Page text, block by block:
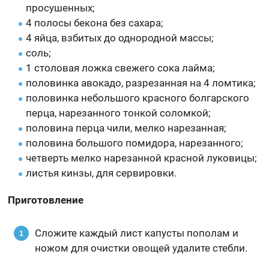
просушенных;
4 полосы бекона без сахара;
4 яйца, взбитых до однородной массы;
соль;
1 столовая ложка свежего сока лайма;
половинка авокадо, разрезанная на 4 ломтика;
половинка небольшого красного болгарского
перца, нарезанного тонкой соломкой;
половина перца чили, мелко нарезанная;
половина большого помидора, нарезанного;
четверть мелко нарезанной красной луковицы;
листья кинзы, для сервировки.
Приготовление
Сложите каждый лист капусты пополам и
ножом для очистки овощей удалите стебли.